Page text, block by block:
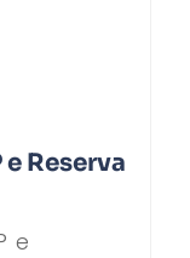
Reserva
e